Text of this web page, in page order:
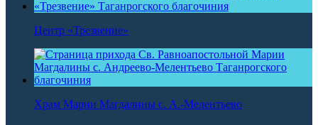
Центр «Трезвение»
Храм Марии Магдалины с. А.-Мелентьево